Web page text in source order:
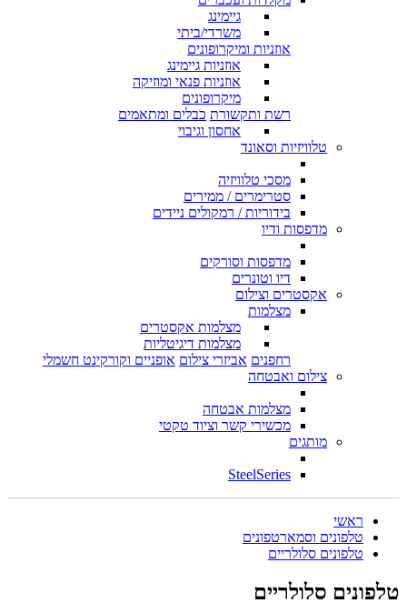
גיימינג
משרדי/ביתי
אוזניות ומיקרופונים
אוזניות גיימינג
אוזניות פנאי ומוזיקה
מיקרופונים
רשת ותקשורת כבלים ומתאמים
אחסון וגיבוי
טלוויזיות וסאונד
מסכי טלוויזיה
סטרימרים / ממירים
בידוריות / רמקולים ניידים
מדפסות ודיו
מדפסות וסורקים
דיו וטונרים
אקסטרים וצילום
מצלמות
מצלמות אקסטרים
מצלמות דיגיטליות
רחפנים אביזרי צילום אופניים וקורקינט חשמלי
צילום ואבטחה
מצלמות אבטחה
מכשירי קשר וציוד טקטי
מותגים
SteelSeries
ראשי
טלפונים וסמארטפונים
טלפונים סלולריים
טלפונים סלולריים